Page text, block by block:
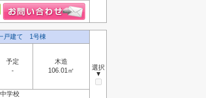
戸建て 1号棟
選択
▼
予定
-
木造
106.01㎡
学校